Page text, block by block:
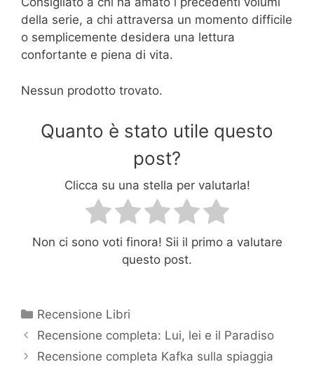
della serie, a chi attraversa un momento difficile
o semplicemente desidera una lettura
confortante e piena di vita.
Nessun prodotto trovato.
Quanto è stato utile questo
post?
Clicca su una stella per valutarla!
Non ci sono voti finora! Sii il primo a valutare
questo post.
Categorie
Recensione Libri
Recensione completa: Lui, lei e il Paradiso
Recensione completa Kafka sulla spiaggia